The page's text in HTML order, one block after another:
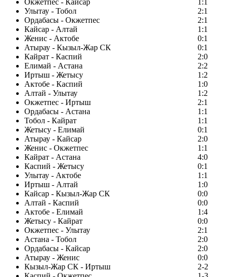
Окжетпес - Кайсар
1:1
Улытау - Тобол
2:1
Ордабасы - Окжетпес
2:1
Кайсар - Алтай
1:1
Женис - Актобе
0:1
Атырау - Кызыл-Жар СК
0:1
Кайрат - Каспий
2:0
Елимай - Астана
2:2
Иртыш - Жетысу
1:2
Актобе - Каспий
1:0
Алтай - Улытау
1:2
Окжетпес - Иртыш
2:1
Ордабасы - Астана
1:1
Тобол - Кайрат
1:1
Жетысу - Елимай
0:1
Атырау - Кайсар
2:0
Женис - Окжетпес
1:1
Кайрат - Астана
4:0
Каспий - Жетысу
0:1
Улытау - Актобе
1:1
Иртыш - Алтай
1:0
Кайсар - Кызыл-Жар СК
0:0
Алтай - Каспий
0:0
Актобе - Елимай
1:4
Жетысу - Кайрат
0:0
Окжетпес - Улытау
2:1
Астана - Тобол
2:0
Ордабасы - Кайсар
2:0
Атырау - Женис
0:0
Кызыл-Жар СК - Иртыш
2-2